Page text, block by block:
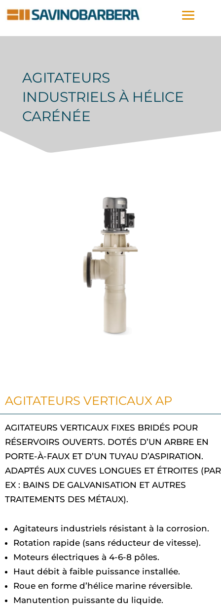
AGITATEURS
INDUSTRIELS À HÉLICE
CARÉNÉE
AGITATEURS VERTICAUX AP
AGITATEURS VERTICAUX FIXES BRIDÉS POUR
RÉSERVOIRS OUVERTS. DOTÉS D’UN ARBRE EN
PORTE-À-FAUX ET D’UN TUYAU D’ASPIRATION.
ADAPTÉS AUX CUVES LONGUES ET ÉTROITES (PAR
EX : BAINS DE GALVANISATION ET AUTRES
TRAITEMENTS DES MÉTAUX).
Agitateurs industriels résistant à la corrosion.
Rotation rapide (sans réducteur de vitesse).
Moteurs électriques à 4-6-8 pôles.
Haut débit à faible puissance installée.
Roue en forme d’hélice marine réversible.
Manutention puissante du liquide.